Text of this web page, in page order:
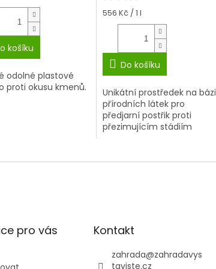
košíku
odolné plastové
proti okusu kmenů.
Měrná
cena:
556 Kč / 1 l
Do košíku
Unikátní prostředek na bázi
přírodních látek pro
předjarní postřik proti
přezimujícím stádiím
pro vás Kontakt
zahrada@zahradavys
taviste.cz